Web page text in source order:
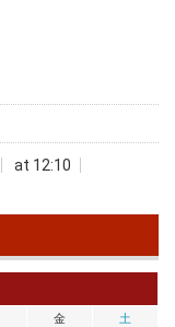
at 12:10
金 土